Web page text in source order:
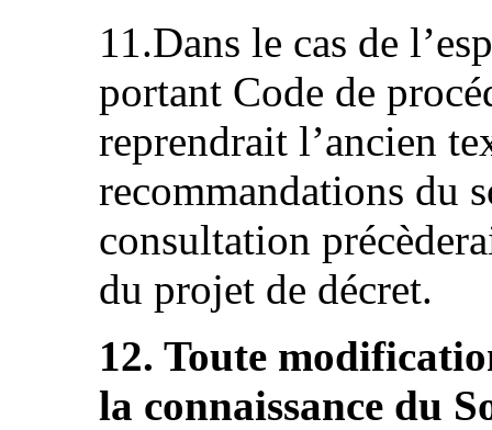
11.Dans le cas de
portant Code de
reprendrait l’ancien
recommandations du
consultation
du projet de décret.
12. Toute
la connaissance du